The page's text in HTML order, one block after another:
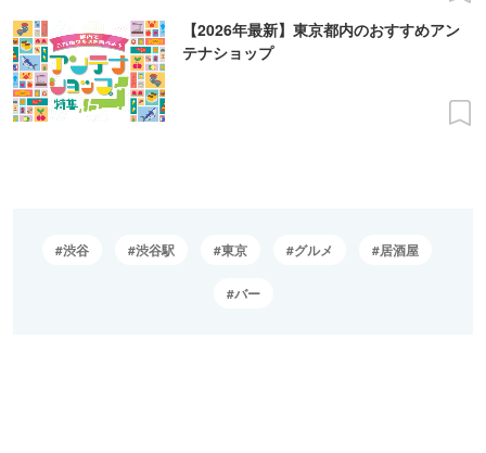
【2026年最新】東京都内のおすすめアン
テナショップ
渋谷 渋谷駅 東京 グルメ 居酒屋
バー